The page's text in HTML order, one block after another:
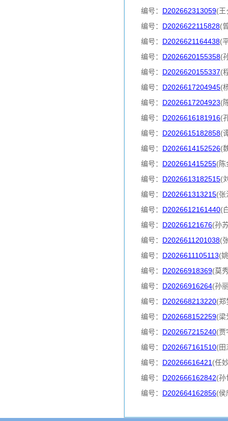
编号： D202662313059(
编号： D2026622115828(
编号： D2026621164438(
编号： D2026620155358(
编号： D2026620155337(
编号： D2026617204945(
编号： D2026617204923(
编号： D2026616181916(
编号： D2026615182858(
编号： D2026614152526(
编号： D202661415255(
编号： D2026613182515(
编号： D202661313215(
编号： D2026612161440(
编号： D20266121676(孙
编号： D2026611201038(
编号： D2026611105113(
编号： D20266918369(莫
编号： D20266916264(孙
编号： D202668213220(
编号： D202668152259(
编号： D202667215240(
编号： D202667161510(
编号： D20266616421 (任
编号： D202666162842(
编号： D202664162856(